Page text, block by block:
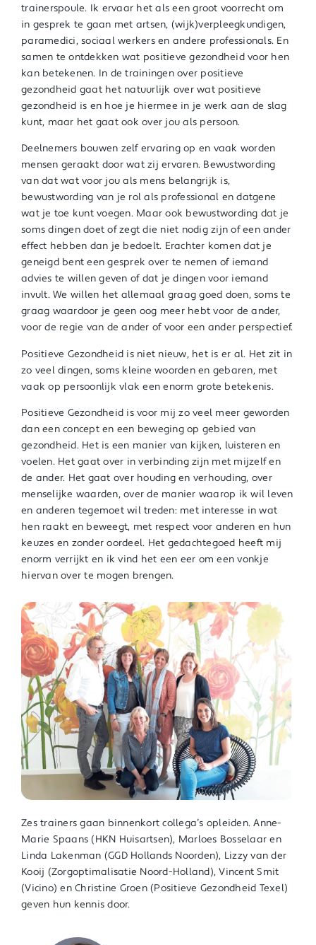
trainerspoule. Ik ervaar het als een groot voorrecht om
in gesprek te gaan met artsen, (wijk)verpleegkundigen,
paramedici, sociaal werkers en andere professionals. En
samen te ontdekken wat positieve gezondheid voor hen
kan betekenen. In de trainingen over positieve
gezondheid gaat het natuurlijk over wat positieve
gezondheid is en hoe je hiermee in je werk aan de slag
kunt, maar het gaat ook over jou als persoon.
Deelnemers bouwen zelf ervaring op en vaak worden
mensen geraakt door wat zij ervaren. Bewustwording
van dat wat voor jou als mens belangrijk is,
bewustwording van je rol als professional en datgene
wat je toe kunt voegen. Maar ook bewustwording dat je
soms dingen doet of zegt die niet nodig zijn of een ander
effect hebben dan je bedoelt. Erachter komen dat je
geneigd bent een gesprek over te nemen of iemand
advies te willen geven of dat je dingen voor iemand
invult. We willen het allemaal graag goed doen, soms te
graag waardoor je geen oog meer hebt voor de ander,
voor de regie van de ander of voor een ander perspectief.
Positieve Gezondheid is niet nieuw, het is er al. Het zit in
zo veel dingen, soms kleine woorden en gebaren, met
vaak op persoonlijk vlak een enorm grote betekenis.
Positieve Gezondheid is voor mij zo veel meer geworden
dan een concept en een beweging op gebied van
gezondheid. Het is een manier van kijken, luisteren en
voelen. Het gaat over in verbinding zijn met mijzelf en
de ander. Het gaat over houding en verhouding, over
menselijke waarden, over de manier waarop ik wil leven
en anderen tegemoet wil treden: met interesse in wat
hen raakt en beweegt, met respect voor anderen en hun
keuzes en zonder oordeel. Het gedachtegoed heeft mij
enorm verrijkt en ik vind het een eer om een vonkje
hiervan over te mogen brengen.
Zes trainers gaan binnenkort collega’s opleiden. Anne-
Marie Spaans (HKN Huisartsen), Marloes Bosselaar en
Linda Lakenman (GGD Hollands Noorden), Lizzy van der
Kooij (Zorgoptimalisatie Noord-Holland), Vincent Smit
(Vicino) en Christine Groen (Positieve Gezondheid Texel)
geven hun kennis door.